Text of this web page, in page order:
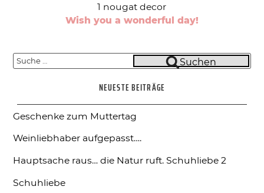
1 nougat decor
Wish you a wonderful day!
Suche
Suchen
NEUESTE BEITRÄGE
Geschenke zum Muttertag
Weinliebhaber aufgepasst….
Hauptsache raus… die Natur ruft. Schuhliebe 2
Schuhliebe